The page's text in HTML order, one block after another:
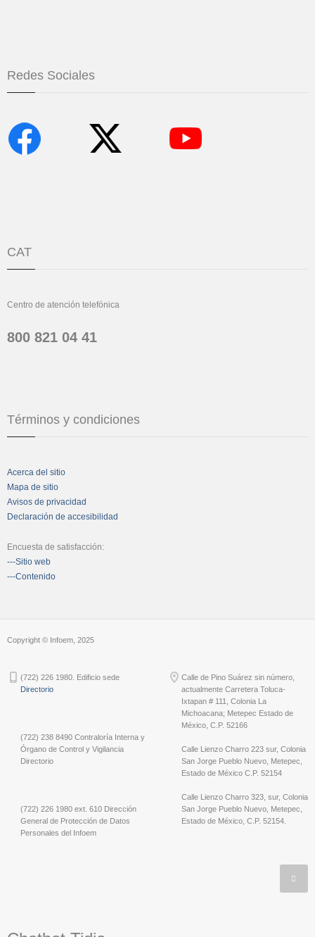
Redes Sociales
CAT
Centro de atención telefónica
800 821 04 41
Términos y condiciones
Acerca del sitio
Mapa de sitio
Avisos de privacidad
Declaración de accesibilidad
Encuesta de satisfacción:
---Sitio web
---Contenido
Copyright © Infoem, 2025
(722) 226 1980. Edificio sede
Directorio
(722) 238 8490 Contraloría Interna y
Órgano de Control y Vigilancia
Directorio
(722) 226 1980 ext. 610 Dirección
General de Protección de Datos
Personales del Infoem
Calle de Pino Suárez sin número,
actualmente Carretera Toluca-
Ixtapan # 111, Colonia La
Michoacana; Metepec Estado de
México, C.P. 52166
Calle Lienzo Charro 223 sur, Colonia
San Jorge Pueblo Nuevo, Metepec,
Estado de México C.P. 52154
Calle Lienzo Charro 323, sur, Colonia
San Jorge Pueblo Nuevo, Metepec,
Estado de México, C.P. 52154.